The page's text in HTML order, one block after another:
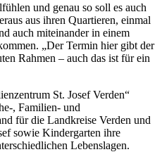
und genau so soll es auch
aus ihren Quartieren, einmal
auch miteinander in einem
„Der Termin hier gibt der
Rahmen – auch das ist für ein
St. Josef Verden“
, Familien- und
für die Landkreise Verden und
sowie Kindergarten ihre
Lebenslagen.